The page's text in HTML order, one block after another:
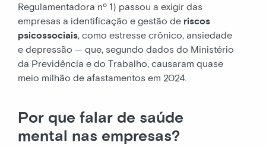
Regulamentadora nº 1) passou a exigir das
empresas a identificação e gestão de riscos
psicossociais, como estresse crônico, ansiedade
e depressão — que, segundo dados do Ministério
da Previdência e do Trabalho, causaram quase
meio milhão de afastamentos em 2024.
Por que falar de saúde
mental nas empresas?